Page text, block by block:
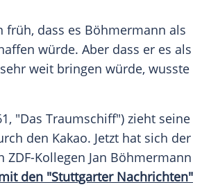
früh, dass es Böhmermann als
würde. Aber dass er es als
sehr weit bringen würde, wusste
"Das Traumschiff") zieht seine
den Kakao. Jetzt hat sich der
ZDF-Kollegen Jan Böhmermann
den "Stuttgarter Nachrichten"